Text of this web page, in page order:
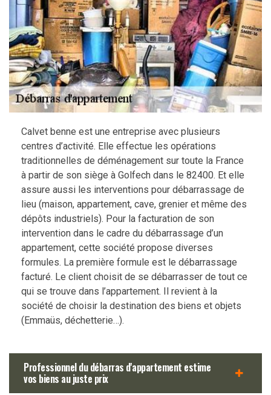
Calvet benne est une entreprise avec plusieurs
centres d’activité. Elle effectue les opérations
traditionnelles de déménagement sur toute la France
à partir de son siège à Golfech dans le 82400. Et elle
assure aussi les interventions pour débarrassage de
lieu (maison, appartement, cave, grenier et même des
dépôts industriels). Pour la facturation de son
intervention dans le cadre du débarrassage d’un
appartement, cette société propose diverses
formules. La première formule est le débarrassage
facturé. Le client choisit de se débarrasser de tout ce
qui se trouve dans l’appartement. Il revient à la
société de choisir la destination des biens et objets
(Emmaüs, déchetterie…).
Professionnel du débarras d'appartement estime
vos biens au juste prix